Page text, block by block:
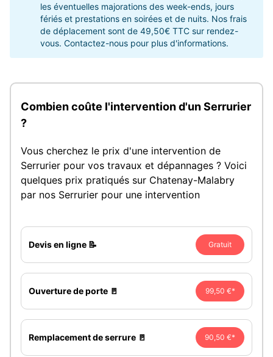
les éventuelles majorations des week-ends, jours
fériés et prestations en soirées et de nuits. Nos frais
de déplacement sont de 49,50€ TTC sur rendez-
vous. Contactez-nous pour plus d'informations.
Combien coûte l'intervention d'un Serrurier
?
Vous cherchez le prix d'une intervention de
Serrurier pour vos travaux et dépannages ? Voici
quelques prix pratiqués sur Chatenay-Malabry
par nos Serrurier pour une intervention
Devis en ligne 📝 Gratuit
Ouverture de porte 🚪 99,50 €*
Remplacement de serrure 🚪 90,50 €*